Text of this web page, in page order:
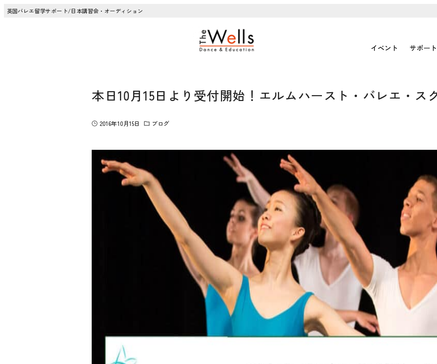
英国バレエ留学サポート/日本講習会・オーディション
イベント サポー
本日10月15日より受付開始！エルムハースト・バレエ・
2016年10月15日 ブログ